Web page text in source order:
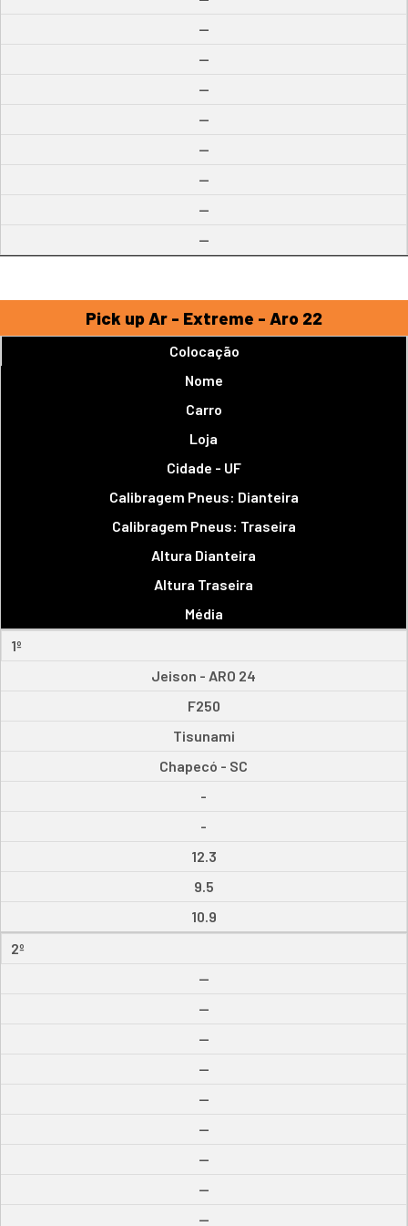
--
--
--
--
--
--
--
--
Pick up Ar - Extreme - Aro 22
Colocação
Nome
Carro
Loja
Cidade - UF
Calibragem Pneus: Dianteira
Calibragem Pneus: Traseira
Altura Dianteira
Altura Traseira
Média
1º
Jeison - ARO 24
F250
Tisunami
Chapecó - SC
-
-
12.3
9.5
10.9
2º
--
--
--
--
--
--
--
--
--